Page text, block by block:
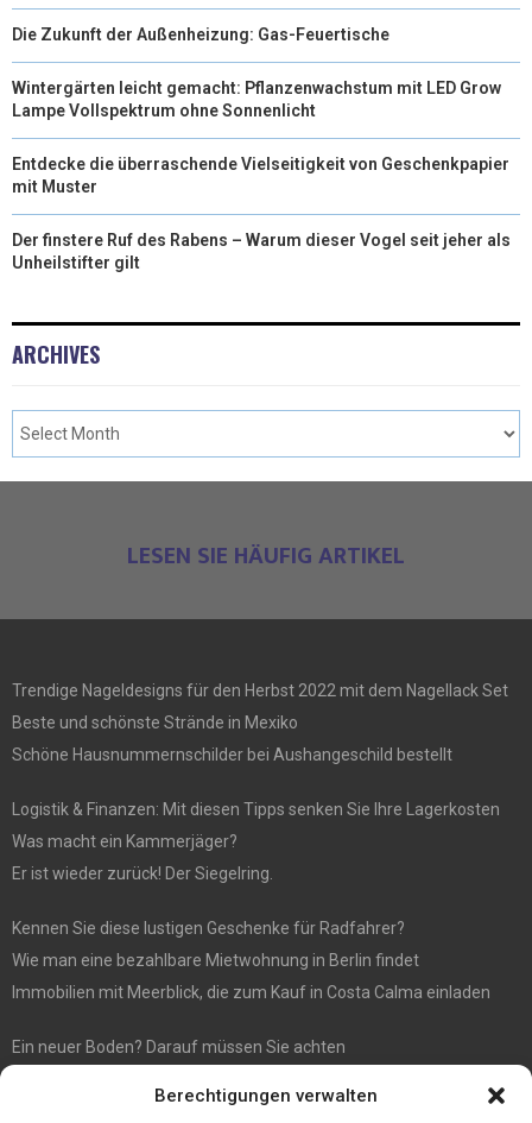
Berechtigungen verwalten
Die Zukunft der Außenheizung: Gas-Feuertische
Wintergärten leicht gemacht: Pflanzenwachstum mit LED Grow
Lampe Vollspektrum ohne Sonnenlicht
Entdecke die überraschende Vielseitigkeit von Geschenkpapier
mit Muster
Der finstere Ruf des Rabens – Warum dieser Vogel seit jeher als
Unheilstifter gilt
ARCHIVES
LESEN SIE HÄUFIG ARTIKEL
Trendige Nageldesigns für den Herbst 2022 mit dem Nagellack Set
Beste und schönste Strände in Mexiko
Schöne Hausnummernschilder bei Aushangeschild bestellt
Logistik & Finanzen: Mit diesen Tipps senken Sie Ihre Lagerkosten
Was macht ein Kammerjäger?
Er ist wieder zurück! Der Siegelring.
Kennen Sie diese lustigen Geschenke für Radfahrer?
Wie man eine bezahlbare Mietwohnung in Berlin findet
Immobilien mit Meerblick, die zum Kauf in Costa Calma einladen
Ein neuer Boden? Darauf müssen Sie achten